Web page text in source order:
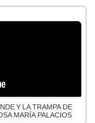
Y LA TRAMPA DE
MARÍA PALACIOS